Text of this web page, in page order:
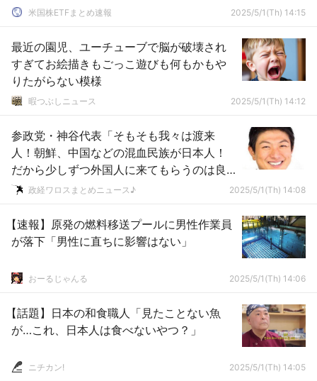
米国株ETFまとめ速報 2025/5/1(Th) 14:15
最近の園児、ユーチューブで脳が破壊され
すぎてお絵描きもごっこ遊びも何もかもや
りたがらない模様
暇つぶしニュース 2025/5/1(Th) 14:12
参政党・神谷代表「そもそも我々は渡来
人！朝鮮、中国などの混血民族が日本人！
だから少しずつ外国人に来てもらうのは良
いです！」ｗｗｗｗｗｗｗｗｗｗｗｗｗｗ
政経ワロスまとめニュース♪ 2025/5/1(Th) 14:08
【速報】原発の燃料移送プールに男性作業員
が落下「男性に直ちに影響はない」
おーるじゃんる 2025/5/1(Th) 14:06
【話題】日本の和食職人「見たことない魚
が…これ、日本人は食べないやつ？」
ニチカン! 2025/5/1(Th) 14:05